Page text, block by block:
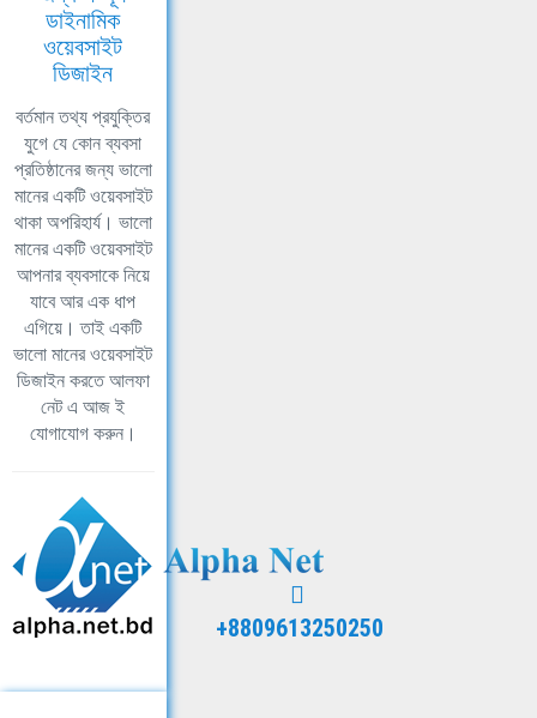
ডাইনামিক
ওয়েবসাইট
ডিজাইন
বর্তমান তথ্য প্রযুক্তির
যুগে যে কোন ব্যবসা
প্রতিষ্ঠানের জন্য ভালো
মানের একটি ওয়েবসাইট
থাকা অপরিহার্য। ভালো
মানের একটি ওয়েবসাইট
আপনার ব্যবসাকে নিয়ে
যাবে আর এক ধাপ
এগিয়ে। তাই একটি
ভালো মানের ওয়েবসাইট
ডিজাইন করতে আলফা
নেট এ আজ ই
যোগাযোগ করুন।
+8809613250250